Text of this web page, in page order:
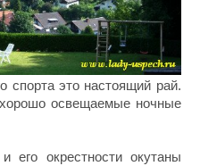
спорта это настоящий рай.
освещаемые ночные
и его окрестности окутаны